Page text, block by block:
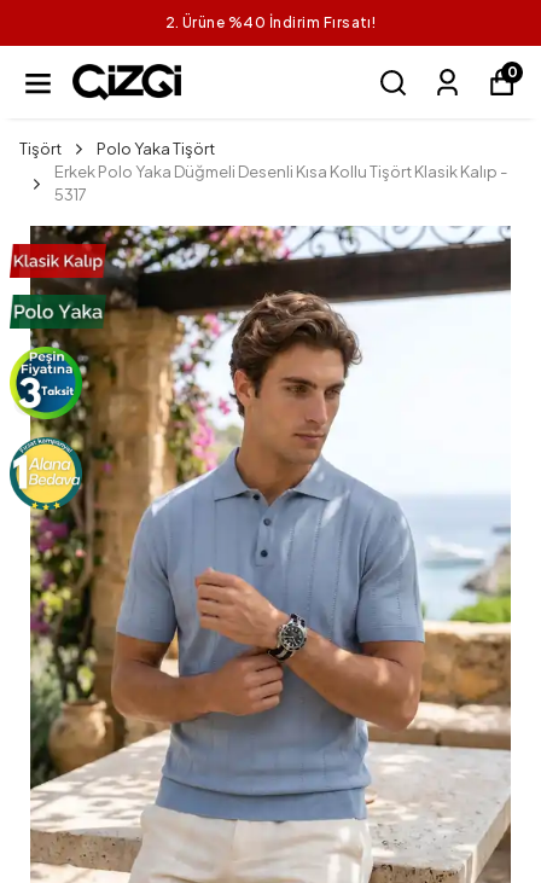
2. Ürüne %40 İndirim Fırsatı!
0
Tişört
Polo Yaka Tişört
Erkek Polo Yaka Düğmeli Desenli Kısa Kollu Tişört Klasik Kalıp -
5317